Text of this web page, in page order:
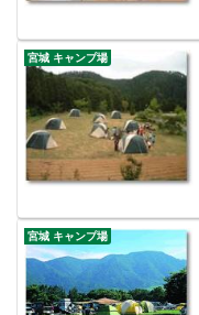
宮城 キャンプ場
宮城 キャンプ場